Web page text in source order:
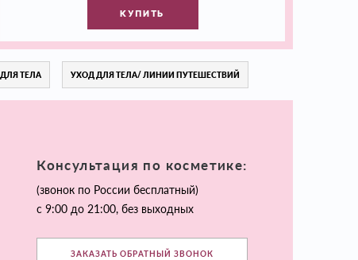
КУПИТЬ
ДЛЯ ТЕЛА УХОД ДЛЯ ТЕЛА/ ЛИНИИ ПУТЕШЕСТВИЙ
Консультация по косметике:
(звонок по России бесплатный)
с 9:00 до 21:00, без выходных
ЗАКАЗАТЬ ОБРАТНЫЙ ЗВОНОК